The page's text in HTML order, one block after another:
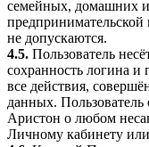
семейных, домашних
предпринимательской
не допускаются.
4.5. Пользователь
сохранность логина и
все действия,
данных. Пользователь
Аристон о любом
Личному кабинету